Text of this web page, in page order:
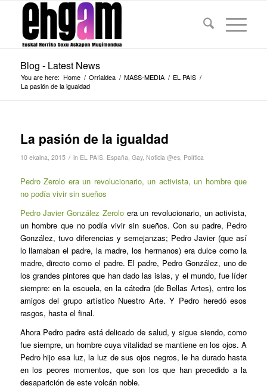
Blog - Latest News
You are here: Home / Orrialdea / MASS-MEDIA / EL PAIS /
La pasión de la igualdad
La pasión de la igualdad
10 ekaina, 2015 / in EL PAIS, España, Gay, Noticia @es, Política
Pedro Zerolo era un revolucionario, un activista, un hombre que
no podía vivir sin sueños
Pedro Javier González Zeroloera un revolucionario, un activista,
un hombre que no podía vivir sin sueños. Con su padre, Pedro
González, tuvo diferencias y semejanzas; Pedro Javier (que así
lo llamaban el padre, la madre, los hermanos) era dulce como la
madre, directo como el padre. El padre, Pedro González, uno de
los grandes pintores que han dado las islas, y el mundo, fue líder
siempre: en la escuela, en la cátedra (de Bellas Artes), entre los
amigos del grupo artístico Nuestro Arte. Y Pedro heredó esos
rasgos, hasta el final.
Ahora Pedro padre está delicado de salud, y sigue siendo, como
fue siempre, un hombre cuya vitalidad se mantiene en los ojos. A
Pedro hijo esa luz, la luz de sus ojos negros, le ha durado hasta
en los peores momentos, que son los que han precedido a la
desaparición de este volcán noble.